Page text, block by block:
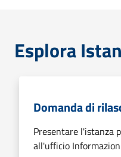
Esplora
Domanda di
Presentare l'istanza
all'ufficio